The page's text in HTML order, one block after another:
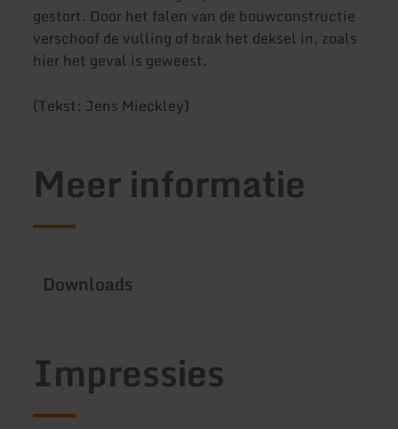
gestort. Door het falen van de bouwconstructie
verschoof de vulling of brak het deksel in, zoals
hier het geval is geweest.
(Tekst: Jens Mieckley)
Meer informatie
Downloads
Impressies